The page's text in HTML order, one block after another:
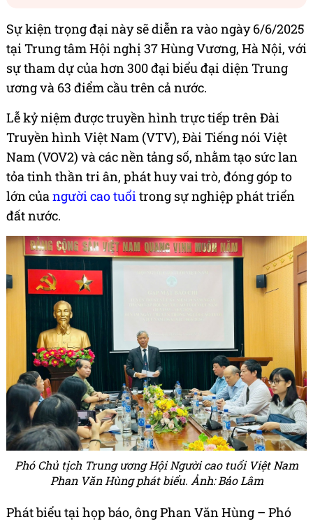
Sự kiện trọng đại này sẽ diễn ra vào ngày 6/6/2025
tại Trung tâm Hội nghị 37 Hùng Vương, Hà Nội, với
sự tham dự của hơn 300 đại biểu đại diện Trung
ương và 63 điểm cầu trên cả nước.
Lễ kỷ niệm được truyền hình trực tiếp trên Đài
Truyền hình Việt Nam (VTV), Đài Tiếng nói Việt
Nam (VOV2) và các nền tảng số, nhằm tạo sức lan
tỏa tinh thần tri ân, phát huy vai trò, đóng góp to
lớn củangười cao tuổitrong sự nghiệp phát triển
đất nước.
Phó Chủ tịch Trung ương Hội Người cao tuổi Việt Nam
Phan Văn Hùng phát biểu. Ảnh: Bảo Lâm
Phát biểu tại họp báo, ông Phan Văn Hùng – Phó